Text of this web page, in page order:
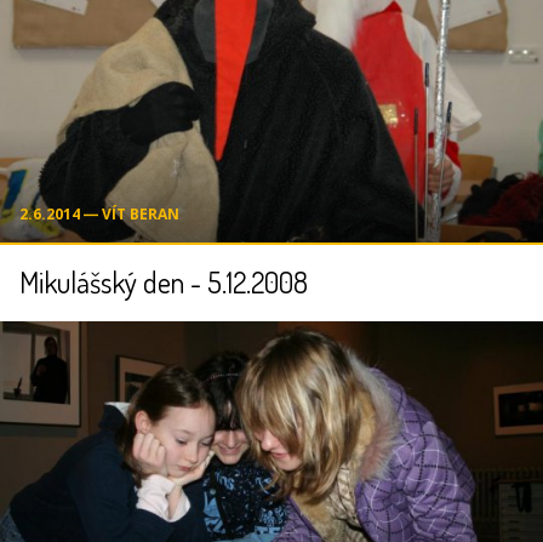
2.6.2014 ― VÍT BERAN
Mikulášský den - 5.12.2008